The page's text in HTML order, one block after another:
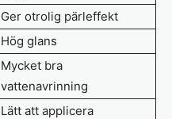
Ger otrolig pärleffekt
Hög glans
Mycket bra
vattenavrinning
Lätt att applicera